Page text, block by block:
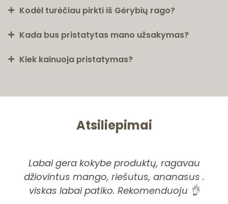
Kodėl turėčiau pirkti iš Gėrybių rago?
Kada bus pristatytas mano užsakymas?
Kiek kainuoja pristatymas?
Atsiliepimai
Labai gera kokybe produktų, ragavau
džiovintus mango, riešutus, ananasus .
viskas labai patiko. Rekomenduoju 👌